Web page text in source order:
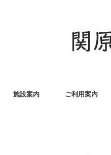
施設案内 ご利用案内